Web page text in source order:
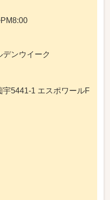
デンウイーク
宇5441-1 エスポワールF